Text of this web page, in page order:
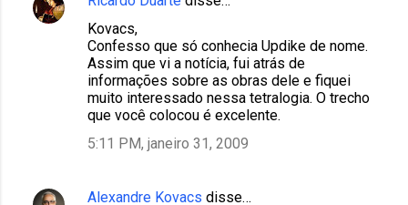
o
Kovacs,
Confesso que só conhecia Updike de nome.
Assim que vi a notícia, fui atrás de
informações sobre as obras dele e fiquei
muito interessado nessa tetralogia. O trecho
que você colocou é excelente.
5:11 PM, janeiro 31, 2009
Alexandre Kovacs disse…